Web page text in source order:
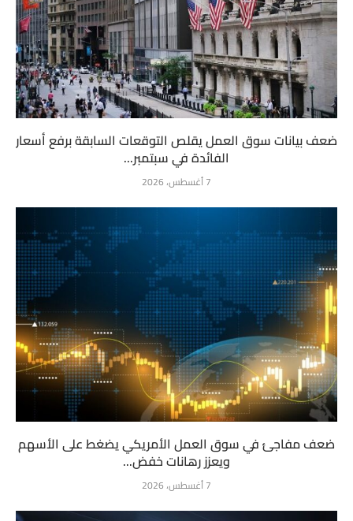
ضعف بيانات سوق العمل يقلص التوقعات السابقة برفع أسعار
الفائدة في سبتمبر...
7 أغسطس، 2026
ضعف مفاجئ في سوق العمل الأمريكي يضغط على الأسهم
ويعزز رهانات خفض...
7 أغسطس، 2026